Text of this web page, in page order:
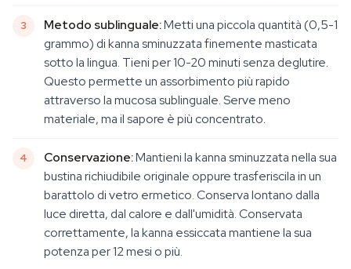
Metodo sublinguale:Metti una piccola quantità (0,5-1
grammo) di kanna sminuzzata finemente masticata
sotto la lingua. Tieni per 10-20 minuti senza deglutire.
Questo permette un assorbimento più rapido
attraverso la mucosa sublinguale. Serve meno
materiale, ma il sapore è più concentrato.
Conservazione:Mantieni la kanna sminuzzata nella sua
bustina richiudibile originale oppure trasferiscila in un
barattolo di vetro ermetico. Conserva lontano dalla
luce diretta, dal calore e dall'umidità. Conservata
correttamente, la kanna essiccata mantiene la sua
potenza per 12 mesi o più.